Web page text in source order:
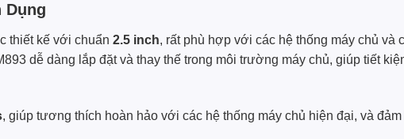
Dụng
thiết kế với chuẩn 2.5 inch, rất phù hợp với các hệ thống máy chủ và
dễ dàng lắp đặt và thay thế trong môi trường máy chủ, giúp tiết
, giúp tương thích hoàn hảo với các hệ thống máy chủ hiện đại, và